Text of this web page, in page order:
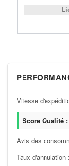
Vitesse
Score Qualité :
Avis des
Taux d'annulation :